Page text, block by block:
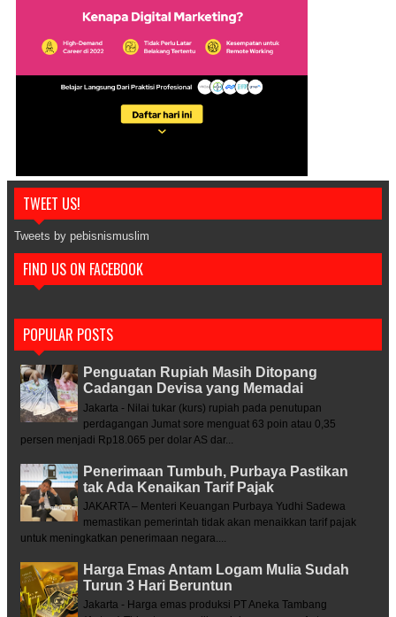
TWEET US!
Tweets by pebisnismuslim
FIND US ON FACEBOOK
POPULAR POSTS
Penguatan Rupiah Masih Ditopang
Cadangan Devisa yang Memadai
Jakarta - Nilai tukar (kurs) rupiah pada penutupan
perdagangan Jumat sore menguat 63 poin atau 0,35
persen menjadi Rp18.065 per dolar AS dar...
Penerimaan Tumbuh, Purbaya Pastikan
tak Ada Kenaikan Tarif Pajak
JAKARTA – Menteri Keuangan Purbaya Yudhi Sadewa
memastikan pemerintah tidak akan menaikkan tarif pajak
untuk meningkatkan penerimaan negara....
Harga Emas Antam Logam Mulia Sudah
Turun 3 Hari Beruntun
Jakarta - Harga emas produksi PT Aneka Tambang